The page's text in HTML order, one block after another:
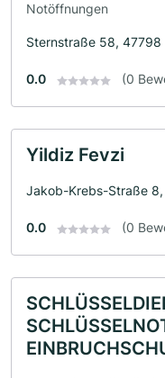
Notöffnungen
Sternstraße 58, 47798
0.0 (0
Yildiz Fevzi
Jakob-Krebs-Straße
0.0 (0